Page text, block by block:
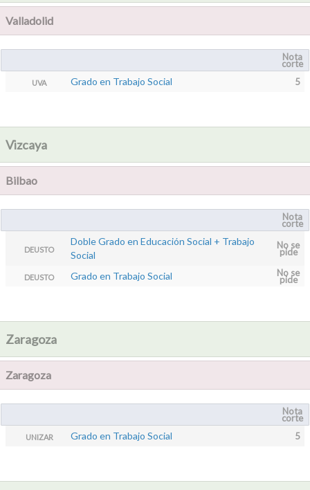
Valladolid
Nota
corte
UVA Grado en Trabajo Social 5
Vizcaya
Bilbao
Nota
corte
DEUSTO
Doble Grado en Educación Social + Trabajo
Social
No se
pide
DEUSTO Grado en Trabajo Social No se
pide
Zaragoza
Zaragoza
Nota
corte
UNIZAR Grado en Trabajo Social 5